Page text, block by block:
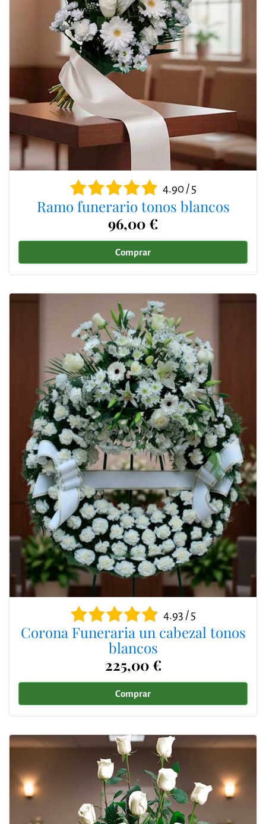
4.90 / 5
Ramo funerario tonos blancos
96,00 €
Comprar
4.93 / 5
Corona Funeraria un cabezal tonos
blancos
225,00 €
Comprar